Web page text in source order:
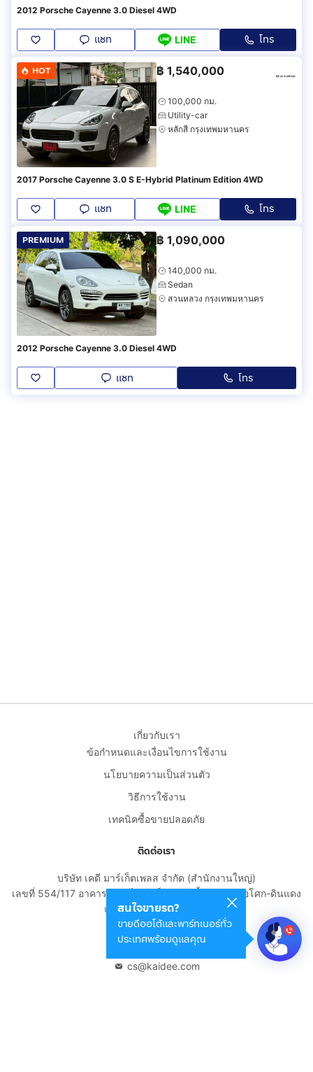
2012 Porsche Cayenne 3.0 Diesel 4WD
แชท LINE โทร
HOT ฿ 1,540,000
100,000 กม.
Utility-car
หลักสี่ กรุงเทพมหานคร
2017 Porsche Cayenne 3.0 S E-Hybrid Platinum Edition 4WD
แชท LINE โทร
PREMIUM ฿ 1,090,000
140,000 กม.
Sedan
สวนหลวง กรุงเทพมหานคร
2012 Porsche Cayenne 3.0 Diesel 4WD
แชท โทร
สนใจขายรถ?
ขายดีออโต้และพาร์ทเนอร์ทั่ว
ประเทศพร้อมดูแลคุณ
เกี่ยวกับเรา
ข้อกำหนดและเงื่อนไขการใช้งาน
นโยบายความเป็นส่วนตัว
วิธีการใช้งาน
เทคนิคซื้อขายปลอดภัย
ติดต่อเรา
บริษัท เคดี มาร์เก็ตเพลส จำกัด (สำนักงานใหญ่)
เลขที่ 554/117 อาคารสกายไนน์ เซ็นเตอร์ ชั้น 22 ถนนอโศก-ดินแดง
แขวงดินแดง เขตดินแดง
กรุงเทพมหานคร 10400
cs@kaidee.com